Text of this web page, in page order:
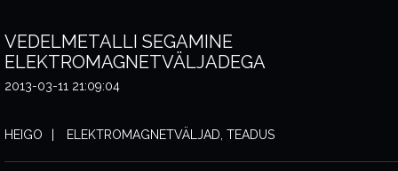
VEDELMETALLI SEGAMINE
ELEKTROMAGNETVÄLJADEGA
2013-03-11 21:09:04
HEIGO ELEKTROMAGNETVÄLJAD, TEADUS